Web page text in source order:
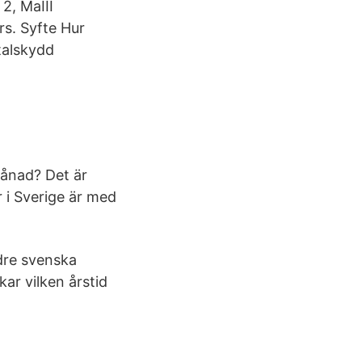
MaIII
Syfte Hur
Det är
Sverige är med
svenska
vilken årstid